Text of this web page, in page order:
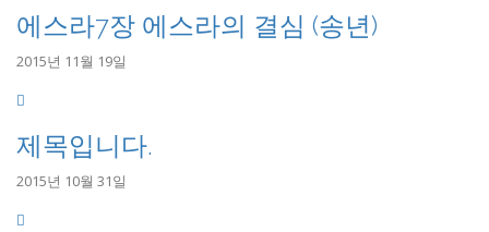
에스라7장 에스라의 결심 (송년)
2015년 11월 19일
제목입니다.
2015년 10월 31일